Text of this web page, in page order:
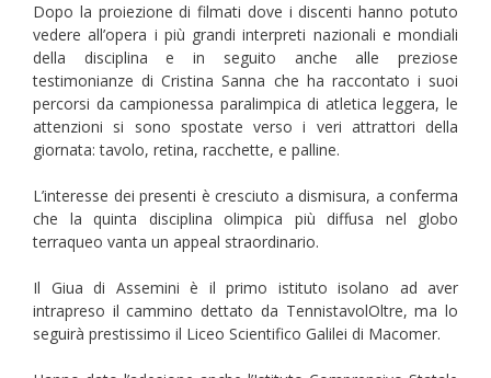
Dopo la proiezione di filmati dove i discenti hanno potuto
vedere all’opera i più grandi interpreti nazionali e mondiali
della disciplina e in seguito anche alle preziose
testimonianze di Cristina Sanna che ha raccontato i suoi
percorsi da campionessa paralimpica di atletica leggera, le
attenzioni si sono spostate verso i veri attrattori della
giornata: tavolo, retina, racchette, e palline.
L’interesse dei presenti è cresciuto a dismisura, a conferma
che la quinta disciplina olimpica più diffusa nel globo
terraqueo vanta un appeal straordinario.
Il Giua di Assemini è il primo istituto isolano ad aver
intrapreso il cammino dettato da TennistavolOltre, ma lo
seguirà prestissimo il Liceo Scientifico Galilei di Macomer.